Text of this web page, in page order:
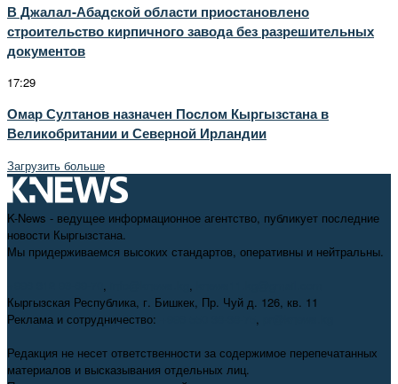
В Джалал-Абадской области приостановлено
строительство кирпичного завода без разрешительных
документов
17:29
Омар Султанов назначен Послом Кыргызстана в
Великобритании и Северной Ирландии
Загрузить больше
K-News - ведущее информационное агентство, публикует последние
новости Кыргызстана.
Мы придерживаемся высоких стандартов, оперативны и нейтральны.
, ,
Кыргызская Республика, г. Бишкек, Пр. Чуй д. 126, кв. 11
Реклама и сотрудничество:
,
Редакция не несет ответственности за содержимое перепечатанных
материалов и высказывания отдельных лиц.